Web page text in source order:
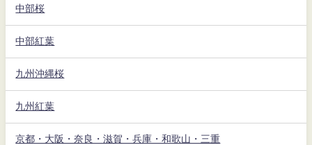
中部桜
中部紅葉
九州沖縄桜
九州紅葉
京都・大阪・奈良・滋賀・兵庫・和歌山・三重